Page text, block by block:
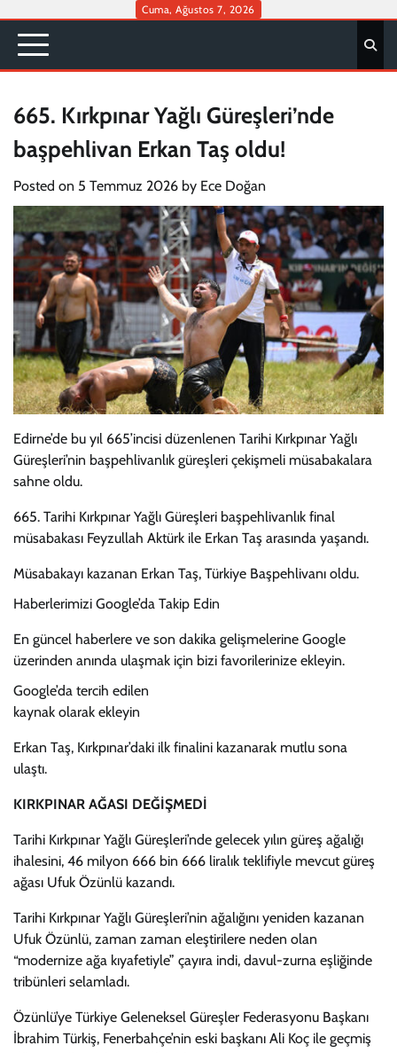
content
Cuma, Ağustos 7, 2026
665. Kırkpınar Yağlı Güreşleri’nde
başpehlivan Erkan Taş oldu!
Posted on 5 Temmuz 2026 by Ece Doğan
Edirne’de bu yıl 665’incisi düzenlenen Tarihi Kırkpınar Yağlı
Güreşleri’nin başpehlivanlık güreşleri çekişmeli müsabakalara
sahne oldu.
665. Tarihi Kırkpınar Yağlı Güreşleri başpehlivanlık final
müsabakası Feyzullah Aktürk ile Erkan Taş arasında yaşandı.
Müsabakayı kazanan Erkan Taş, Türkiye Başpehlivanı oldu.
Haberlerimizi Google’da Takip Edin
En güncel haberlere ve son dakika gelişmelerine Google
üzerinden anında ulaşmak için bizi favorilerinize ekleyin.
Google’da tercih edilen
kaynak olarak ekleyin
Erkan Taş, Kırkpınar’daki ilk finalini kazanarak mutlu sona
ulaştı.
KIRKPINAR AĞASI DEĞİŞMEDİ
Tarihi Kırkpınar Yağlı Güreşleri’nde gelecek yılın güreş ağalığı
ihalesini, 46 milyon 666 bin 666 liralık teklifiyle mevcut güreş
ağası Ufuk Özünlü kazandı.
Tarihi Kırkpınar Yağlı Güreşleri’nin ağalığını yeniden kazanan
Ufuk Özünlü, zaman zaman eleştirilere neden olan
“modernize ağa kıyafetiyle” çayıra indi, davul-zurna eşliğinde
tribünleri selamladı.
Özünlü’ye Türkiye Geleneksel Güreşler Federasyonu Başkanı
İbrahim Türkiş, Fenerbahçe’nin eski başkanı Ali Koç ile geçmiş